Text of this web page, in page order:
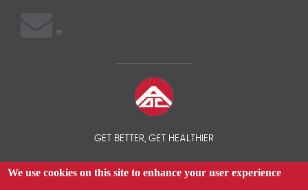
GET BETTER, GET HEALTHIER
© 2026 AOC INSURANCE BROKER - INTERNATIONAL HEALTH
We use cookies on this site to enhance your user experience